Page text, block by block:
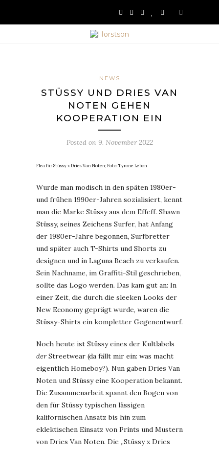
NEWS
STÜSSY UND DRIES VAN
NOTEN GEHEN
KOOPERATION EIN
Posted on 9. November 2022
Flea für Stüssy x Dries Van Noten; Foto: Tyrone Lebon
Wurde man modisch in den späten 1980er-
und frühen 1990er-Jahren sozialisiert, kennt
man die Marke Stüssy aus dem Effeff. Shawn
Stüssy, seines Zeichens Surfer, hat Anfang
der 1980er-Jahre begonnen, Surfbretter
und später auch T-Shirts und Shorts zu
designen und in Laguna Beach zu verkaufen.
Sein Nachname, im Graffiti-Stil geschrieben,
sollte das Logo werden. Das kam gut an: In
einer Zeit, die durch die sleeken Looks der
New Economy geprägt wurde, waren die
Stüssy-Shirts ein kompletter Gegenentwurf.
Noch heute ist Stüssy eines der Kultlabels
derStreetwear (da fällt mir ein: was macht
eigentlich Homeboy?). Nun gaben Dries Van
Noten und Stüssy eine Kooperation bekannt.
Die Zusammenarbeit spannt den Bogen von
den für Stüssy typischen lässigen
kalifornischen Ansatz bis hin zum
eklektischen Einsatz von Prints und Mustern
von Dries Van Noten. Die „Stüssy x Dries